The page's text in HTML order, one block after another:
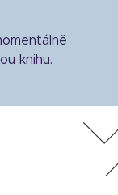
knihu.